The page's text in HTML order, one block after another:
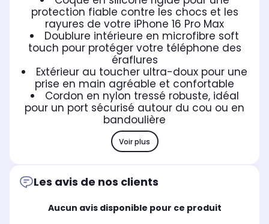
protection fiable contre les chocs et les
rayures de votre iPhone 16 Pro Max
Doublure intérieure en microfibre soft
touch pour protéger votre téléphone des
éraflures
Extérieur au toucher ultra-doux pour une
prise en main agréable et confortable
Cordon en nylon tressé robuste, idéal
pour un port sécurisé autour du cou ou en
bandoulière
Voir plus
Les avis de nos clients
Aucun avis disponible pour ce produit